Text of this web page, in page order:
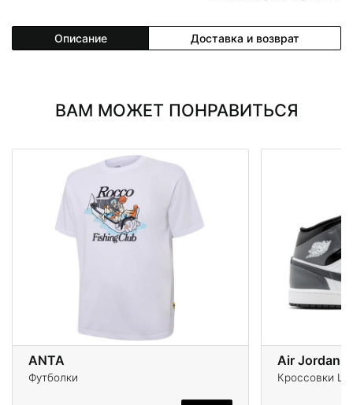
Описание Доставка и возврат
ВАМ МОЖЕТ ПОНРАВИТЬСЯ
ANTA
Футболки
Air Jordan
Кроссовки